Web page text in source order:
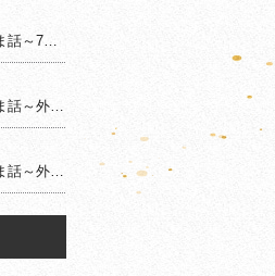
ライトガーデンのよもやま話～7月の外構工事で気をつけたいポイント
ライトガーデンのよもやま話～外構工事における安全管理の大切さ
ライトガーデンのよもやま話～外構工事のニーズ